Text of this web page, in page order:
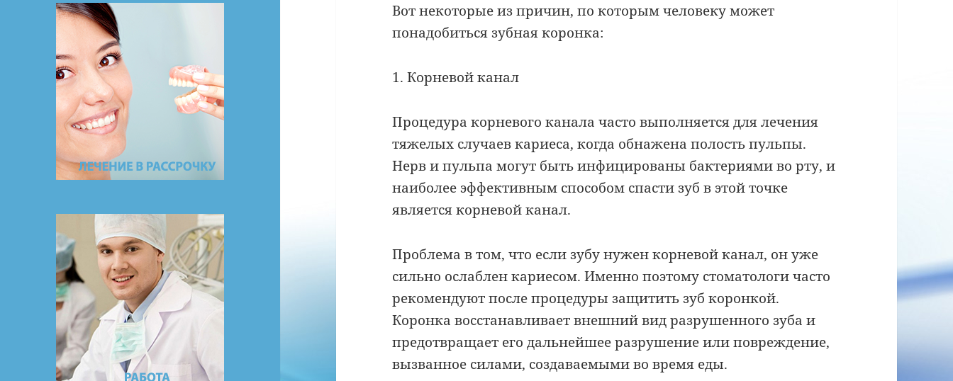
Вот некоторые из причин, по которым человеку может
понадобиться зубная коронка:
1. Корневой канал
Процедура корневого канала часто выполняется для лечения
тяжелых случаев кариеса, когда обнажена полость пульпы.
Нерв и пульпа могут быть инфицированы бактериями во рту, и
наиболее эффективным способом спасти зуб в этой точке
является корневой канал.
Проблема в том, что если зубу нужен корневой канал, он уже
сильно ослаблен кариесом. Именно поэтому стоматологи часто
рекомендуют после процедуры защитить зуб коронкой.
Коронка восстанавливает внешний вид разрушенного зуба и
предотвращает его дальнейшее разрушение или повреждение,
вызванное силами, создаваемыми во время еды.